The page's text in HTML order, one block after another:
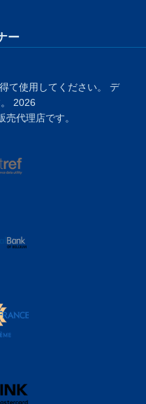
ー
て使用してください。 デ
2026
代理店です。